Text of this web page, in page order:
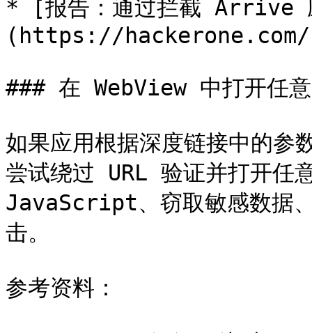
* [报告：通过拦截 Arrive
(https://
### 在 WebView 中打开任
如果应用根据深度链接中的
尝试绕过 URL 验证并打开任
JavaScript、窃取敏感数据
击。
参考资料：